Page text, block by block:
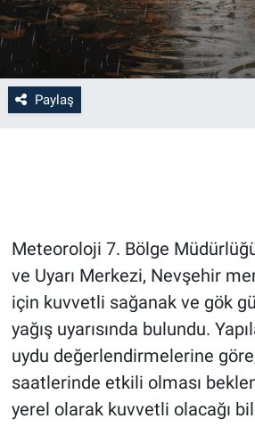
Paylaş
Meteoroloji 7. Bölge
ve Uyarı Merkezi, Nevşehir
için kuvvetli sağanak ve gök
yağış uyarısında bulundu.
uydu değerlendirmelerine
saatlerinde etkili olması
yerel olarak kuvvetli olacağı
Medya
Bilim-Tek
Niğde
Aksaray
Kırşehir
Yerel